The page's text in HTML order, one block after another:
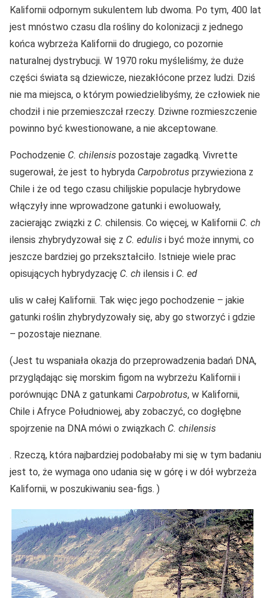
Kalifornii odpornym sukulentem lub dwoma. Po tym, 400 lat
jest mnóstwo czasu dla rośliny do kolonizacji z jednego
końca wybrzeża Kalifornii do drugiego, co pozornie
naturalnej dystrybucji. W 1970 roku myśleliśmy, że duże
części świata są dziewicze, niezakłócone przez ludzi. Dziś
nie ma miejsca, o którym powiedzielibyśmy, że człowiek nie
chodził i nie przemieszczał rzeczy. Dziwne rozmieszczenie
powinno być kwestionowane, a nie akceptowane.
Pochodzenie C. chilensis pozostaje zagadką. Vivrette
sugerował, że jest to hybryda Carpobrotus przywieziona z
Chile i że od tego czasu chilijskie populacje hybrydowe
włączyły inne wprowadzone gatunki i ewoluowały,
zacierając związki z C. chilensis. Co więcej, w Kalifornii C. ch
ilensis zhybrydyzował się z C. edulis i być może innymi, co
jeszcze bardziej go przekształciło. Istnieje wiele prac
opisujących hybrydyzację C. ch ilensis i C. ed
ulis w całej Kalifornii. Tak więc jego pochodzenie – jakie
gatunki roślin zhybrydyzowały się, aby go stworzyć i gdzie
– pozostaje nieznane.
(Jest tu wspaniała okazja do przeprowadzenia badań DNA,
przyglądając się morskim figom na wybrzeżu Kalifornii i
porównując DNA z gatunkami Carpobrotus, w Kalifornii,
Chile i Afryce Południowej, aby zobaczyć, co dogłębne
spojrzenie na DNA mówi o związkach C. chilensis
. Rzeczą, która najbardziej podobałaby mi się w tym badaniu
jest to, że wymaga ono udania się w górę i w dół wybrzeża
Kalifornii, w poszukiwaniu sea-figs. )